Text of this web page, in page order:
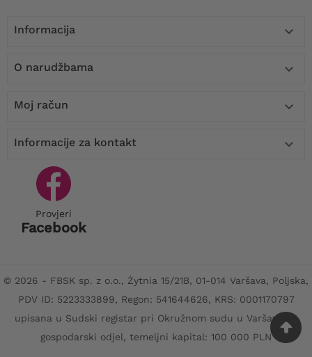
Informacija 
O narudžbama 
Moj račun 
Informacije za kontakt 
Provjeri
Facebook
© 2026 - FBSK sp. z o.o., Żytnia 15/21B, 01-014 Varšava, Poljska,
PDV ID: 5223333899, Regon: 541644626, KRS: 0001170797
upisana u Sudski registar pri Okružnom sudu u Varšavi, XII
gospodarski odjel, temeljni kapital: 100 000 PLN